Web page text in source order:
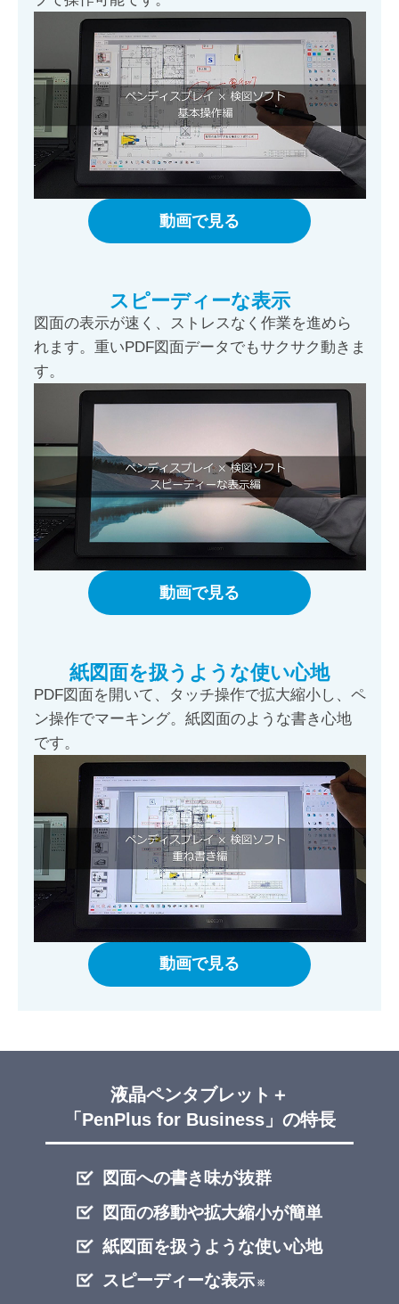
動画で見る
スピーディーな表示
図面の表示が速く、ストレスなく作業を進めら
れます。重いPDF図面データでもサクサク動きま
す。
動画で見る
紙図面を扱うような使い心地
PDF図面を開いて、タッチ操作で拡大縮小し、ペ
ン操作でマーキング。紙図面のような書き心地
です。
動画で見る
液晶ペンタブレット＋
「PenPlus for Business」の特長
図面への書き味が抜群
図面の移動や拡大縮小が簡単
紙図面を扱うような使い心地
スピーディーな表示 ※